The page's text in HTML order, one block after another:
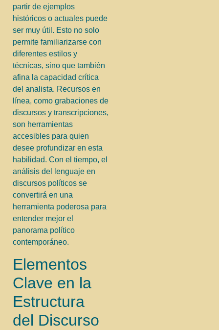
partir de ejemplos
históricos o actuales puede
ser muy útil. Esto no solo
permite familiarizarse con
diferentes estilos y
técnicas, sino que también
afina la capacidad crítica
del analista. Recursos en
línea, como grabaciones de
discursos y transcripciones,
son herramientas
accesibles para quien
desee profundizar en esta
habilidad. Con el tiempo, el
análisis del lenguaje en
discursos políticos se
convertirá en una
herramienta poderosa para
entender mejor el
panorama político
contemporáneo.
Elementos
Clave en la
Estructura
del Discurso